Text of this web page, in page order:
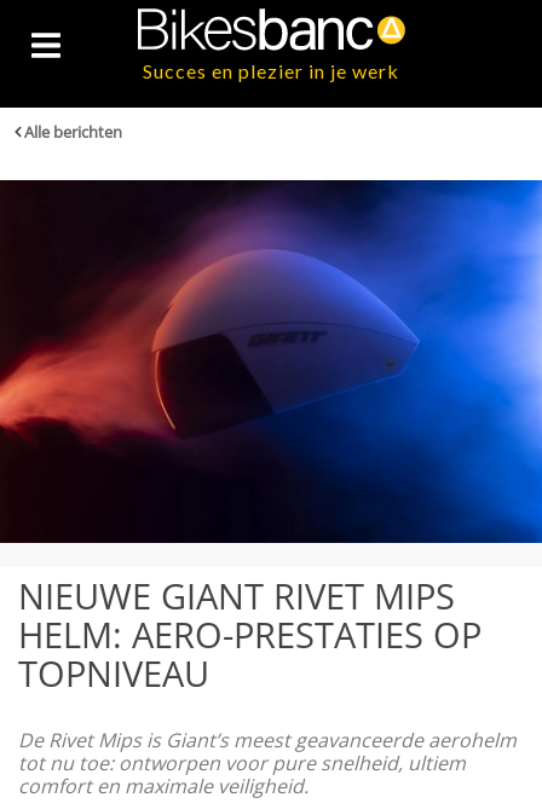
Succes en plezier in je werk
Alle berichten
NIEUWE GIANT RIVET MIPS
HELM: AERO-PRESTATIES OP
TOPNIVEAU
De Rivet Mips is Giant’s meest geavanceerde aerohelm
tot nu toe: ontworpen voor pure snelheid, ultiem
comfort en maximale veiligheid.